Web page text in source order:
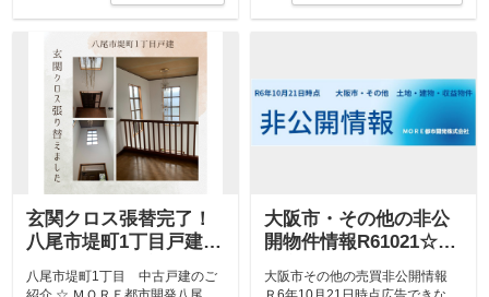
玄関クロス張替完了！
八尾市堤町1丁目戸建
☆ ＭＯＲＥ都市開発
八尾市堤町1丁目 中古戸建のご
大阪市・その他の非公
開物件情報R61021☆八
尾市中古戸建・収益物
件
大阪市その他の売買非公開情報